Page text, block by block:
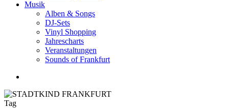
Musik
Alben & Songs
DJ-Sets
Vinyl Shopping
Jahrescharts
Veranstaltungen
Sounds of Frankfurt
Tag